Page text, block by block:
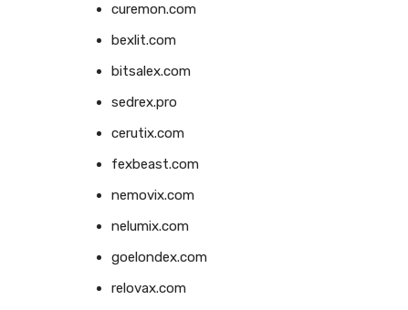
curemon.com
bexlit.com
bitsalex.com
sedrex.pro
cerutix.com
fexbeast.com
nemovix.com
nelumix.com
goelondex.com
relovax.com